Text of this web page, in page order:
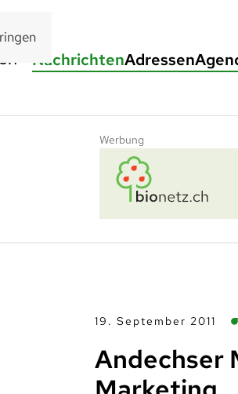
NachrichtenAdressen
Werbung
19. September 2011
Andechser